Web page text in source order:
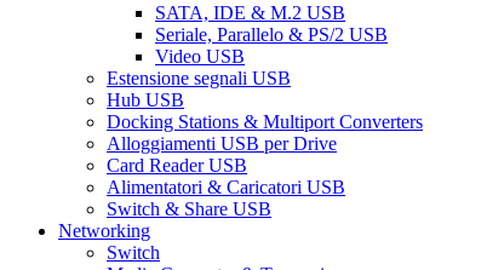
SATA, IDE & M.2 USB
Seriale, Parallelo & PS/2 USB
Video USB
Estensione segnali USB
Hub USB
Docking Stations & Multiport Converters
Alloggiamenti USB per Drive
Card Reader USB
Alimentatori & Caricatori USB
Switch & Share USB
Networking
Switch